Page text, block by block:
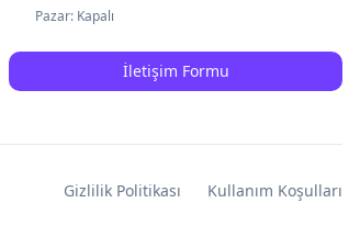
Pazar: Kapalı
İletişim Formu
Gizlilik Politikası Kullanım Koşulları